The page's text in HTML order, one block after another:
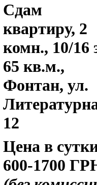
Сдам
квартиру, 2
комн., 10/16
65 кв.м.,
Фонтан, ул.
12
Цена в
600-1700